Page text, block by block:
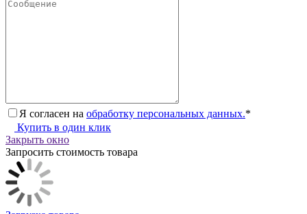
Я согласен на обработку персональных данных.*
Купить в один клик
Закрыть окно
Запросить стоимость товара